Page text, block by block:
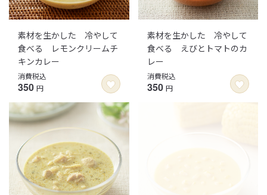
素材を生かした 冷やして
食べる レモンクリームチ
キンカレー
消費税込
350 円
素材を生かした 冷やして
食べる えびとトマトのカ
レー
消費税込
350 円